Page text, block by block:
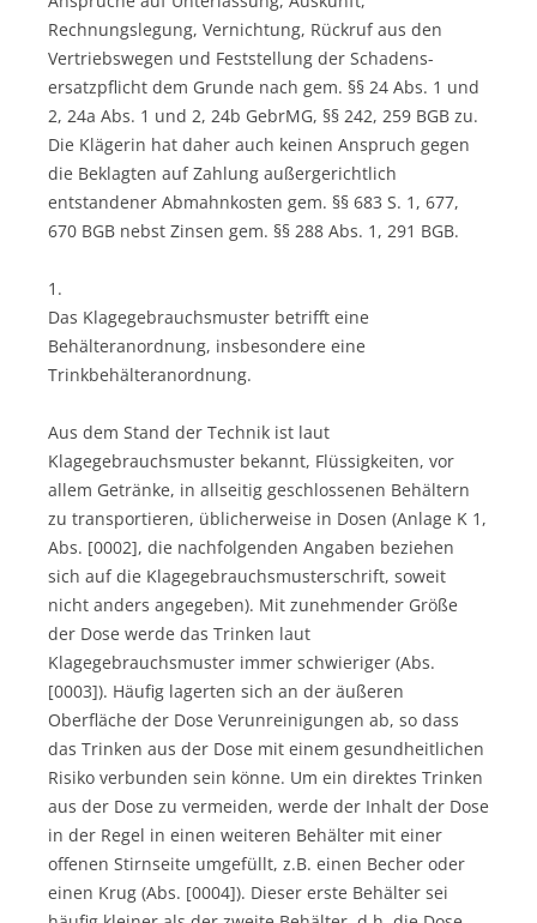
Rechnungslegung, Vernichtung, Rückruf aus den
Vertriebswegen und Feststellung der Schadens-
ersatzpflicht dem Grunde nach gem. §§ 24 Abs. 1 und
2, 24a Abs. 1 und 2, 24b GebrMG, §§ 242, 259 BGB zu.
Die Klägerin hat daher auch keinen Anspruch gegen
die Beklagten auf Zahlung außergerichtlich
entstandener Abmahnkosten gem. §§ 683 S. 1, 677,
670 BGB nebst Zinsen gem. §§ 288 Abs. 1, 291 BGB.
1.
Das Klagegebrauchsmuster betrifft eine
Behälteranordnung, insbesondere eine
Trinkbehälteranordnung.
Aus dem Stand der Technik ist laut
Klagegebrauchsmuster bekannt, Flüssigkeiten, vor
allem Getränke, in allseitig geschlossenen Behältern
zu transportieren, üblicherweise in Dosen (Anlage K 1,
Abs. [0002], die nachfolgenden Angaben beziehen
sich auf die Klagegebrauchsmusterschrift, soweit
nicht anders angegeben). Mit zunehmender Größe
der Dose werde das Trinken laut
Klagegebrauchsmuster immer schwieriger (Abs.
[0003]). Häufig lagerten sich an der äußeren
Oberfläche der Dose Verunreinigungen ab, so dass
das Trinken aus der Dose mit einem gesundheitlichen
Risiko verbunden sein könne. Um ein direktes Trinken
aus der Dose zu vermeiden, werde der Inhalt der Dose
in der Regel in einen weiteren Behälter mit einer
offenen Stirnseite umgefüllt, z.B. einen Becher oder
einen Krug (Abs. [0004]). Dieser erste Behälter sei